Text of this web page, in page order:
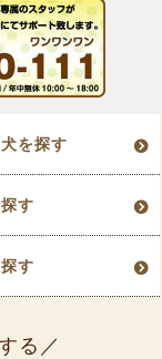
を探す
す
す
る